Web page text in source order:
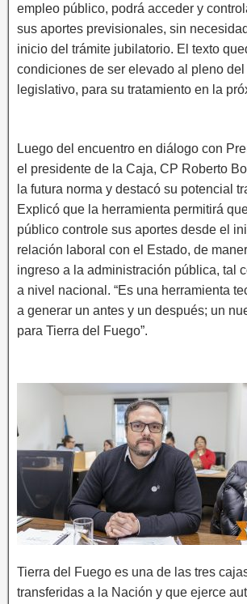
empleo público, podrá acceder y
sus aportes previsionales, sin
inicio del trámite jubilatorio. El texto
condiciones de ser elevado al pleno
legislativo, para su tratamiento en la
Luego del encuentro en diálogo con
el presidente de la Caja, CP Roberto
la futura norma y destacó su potencial
Explicó que la herramienta permitirá
público controle sus aportes desde el
relación laboral con el Estado, de
ingreso a la administración pública, tal
a nivel nacional. “Es una herramienta
a generar un antes y un después; un
para Tierra del Fuego”.
Tierra del Fuego es una de las tres
transferidas a la Nación y que ejerce